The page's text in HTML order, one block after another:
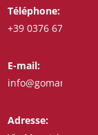
Téléphone:
+39 0376 671780
E-mail:
info@goman.it
Adresse: